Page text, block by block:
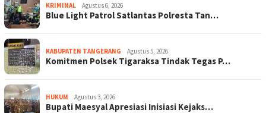
KRIMINAL Agustus 6, 2026
Blue Light Patrol Satlantas Polresta Tan…
KABUPATEN TANGERANG Agustus 5, 2026
Komitmen Polsek Tigaraksa Tindak Tegas P…
HUKUM Agustus 3, 2026
Bupati Maesyal Apresiasi Inisiasi Kejaks…